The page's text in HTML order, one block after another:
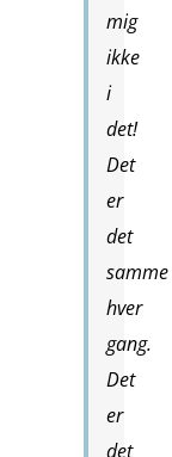
mig
ikke
i
det!
Det
er
det
samme
hver
gang.
Det
er
det